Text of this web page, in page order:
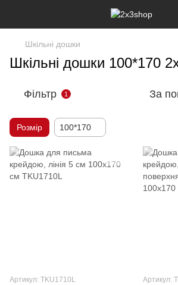
Шкільні дошки
Шкільні дошки 100*170
Фільтр 1 За
Розмір 100*170
Артикул: TKU1710L Артикул: